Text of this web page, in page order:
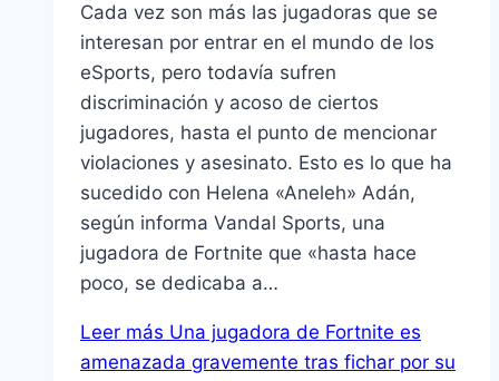
Cada vez son más las jugadoras que se
interesan por entrar en el mundo de los
eSports, pero todavía sufren
discriminación y acoso de ciertos
jugadores, hasta el punto de mencionar
violaciones y asesinato. Esto es lo que ha
sucedido con Helena «Aneleh» Adán,
según informa Vandal Sports, una
jugadora de Fortnite que «hasta hace
poco, se dedicaba a…
Leer más Una jugadora de Fortnite es
amenazada gravemente tras fichar por su